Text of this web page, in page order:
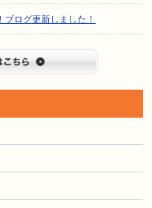
ログ更新しました！